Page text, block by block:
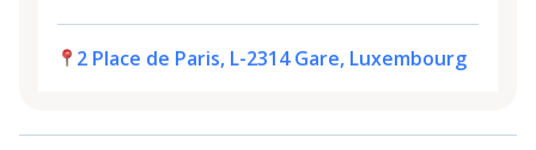
2 Place de Paris, L-2314 Gare, Luxembourg